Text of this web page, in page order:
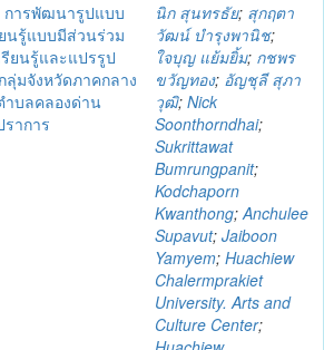
การพัฒนารูปแบบ
นรู้แบบมีส่วนร่วม
ยนรู้และแปรรูป
มจังหวัดภาคกลาง
ำบลคลองด่าน
าการ
นิก สุนทรธัย; สุกฤตา
วัฒน์ บำรุงพานิช;
ใจบุญ แย้มยิ้ม; กชพร
ขวัญทอง; อัญชุลี สุภา
วุฒิ; Nick
Soonthorndhai;
Sukrittawat
Bumrungpanit;
Kodchaporn
Kwanthong;Anchulee
Supavut; Jaiboon
Yamyem; Huachiew
Chalermprakiet
University. Arts and
Culture Center;